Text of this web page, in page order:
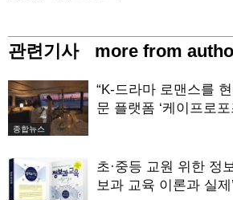
관련기사 more from
종합뉴스
“K-드라마 로맨스를
문 플랫폼 ‘케이프로포
초·중등 교원 위한 정
보과 교육 이론과 실제